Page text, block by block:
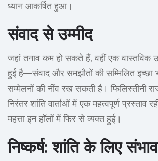
ध्यान आकर्षित हुआ।
संवाद से उम्मीद
जहां तनाव कम हो सकते हैं, वहीं एक वास्तविक
हुई है—संवाद और समझौतों की सम्मिलित इच्छा
सम्मेलनों की नींव रख सकती है। फिलिस्तीनी
निरंतर शांति वार्ताओं में एक महत्वपूर्ण प्रस्ताव
महत्ता इन हॉलों में फिर से व्यक्त हुई।
निष्कर्ष: शांति के लिए